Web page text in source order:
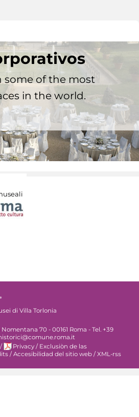
some of the most
in the world.
di Villa Torlonia
70 - 00161 Roma - Tel. +39
/ Privacy / Exclusiòn de las
/ Accesibilidad del sitio web / XML-rss